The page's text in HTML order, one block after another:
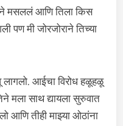
मसललं आणि तिला किस
पण मी जोरजोराने तिच्या
लागलो. आईचा विरोध हळूहळू
मला साथ द्यायला सुरुवात
आणि तीही माझ्या ओठांना